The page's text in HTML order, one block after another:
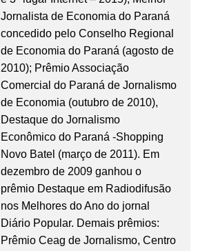
Jornalista de Economia do Paraná
concedido pelo Conselho Regional
de Economia do Paraná (agosto de
2010); Prêmio Associação
Comercial do Paraná de Jornalismo
de Economia (outubro de 2010),
Destaque do Jornalismo
Econômico do Paraná -Shopping
Novo Batel (março de 2011). Em
dezembro de 2009 ganhou o
prêmio Destaque em Radiodifusão
nos Melhores do Ano do jornal
Diário Popular. Demais prêmios:
Prêmio Ceag de Jornalismo, Centro